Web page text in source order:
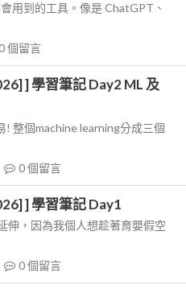
用到的工具。像是 ChatGPT、
個留言
] 學習筆記 Day2 ML 及
整個machine learning分成三個
0個留言
] 學習筆記 Day1
伸，因為我個人想趁著育嬰假空
0個留言